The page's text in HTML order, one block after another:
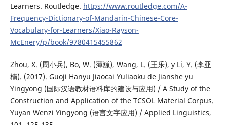
Learners. Routledge. https://www.routledge.com/A-
Frequency-Dictionary-of-Mandarin-Chinese-Core-
Vocabulary-for-Learners/Xiao-Rayson-
McEnery/p/book/9780415455862
Zhou, X. (周小兵), Bo, W. (薄巍), Wang, L. (王乐), y Li, Y. (李亚
楠). (2017). Guoji Hanyu Jiaocai Yuliaoku de Jianshe yu
Yingyong (国际汉语教材语料库的建设与应用) / A Study of the
Construction and Application of the TCSOL Material Corpus.
Yuyan Wenzi Yingyong (语言文字应用) / Applied Linguistics,